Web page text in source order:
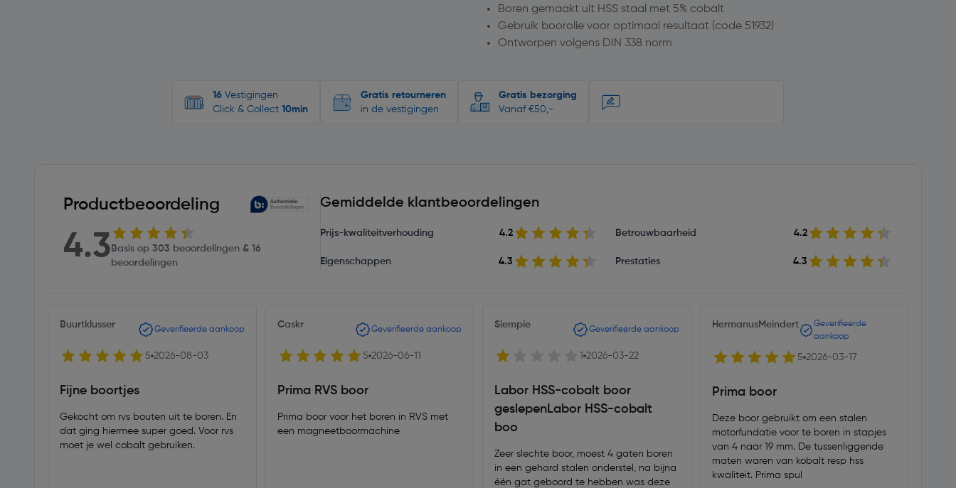
Boren gemaakt uit HSS staal met 5% cobalt
Gebruik boorolie voor optimaal resultaat (code 51932)
Ontworpen volgens DIN 338 norm
16 Vestigingen
Click & Collect 10min
Gratis retourneren
in de vestigingen
Gratis bezorging
Vanaf €50,-
Productbeoordeling
4.3 Basis op 303 beoordelingen & 16
beoordelingen
Gemiddelde klantbeoordelingen
Prijs-kwaliteitverhouding 4.2 Betrouwbaarheid 4.2
Eigenschappen 4.3 Prestaties 4.3
Buurtklusser Geverifieerde aankoop
5 2026-08-03
Fijne boortjes
Gekocht om rvs bouten uit te boren. En
dat ging hiermee super goed. Voor rvs
moet je wel cobalt gebruiken.
Caskr Geverifieerde aankoop
5 2026-06-11
Prima RVS boor
Prima boor voor het boren in RVS met
een magneetboormachine
Siempie Geverifieerde aankoop
1 2026-03-22
Labor HSS-cobalt boor
geslepenLabor HSS-cobalt
boo
Zeer slechte boor, moest 4 gaten boren
in een gehard stalen onderstel, na bijna
één gat geboord te hebben was deze
HermanusMeindert
Geverifieerde
aankoop
5 2026-03-17
Prima boor
Deze boor gebruikt om een stalen
motorfundatie voor te boren in stapjes
van 4 naar 19 mm. De tussenliggende
maten waren van kobalt resp hss
kwaliteit. Prima spul